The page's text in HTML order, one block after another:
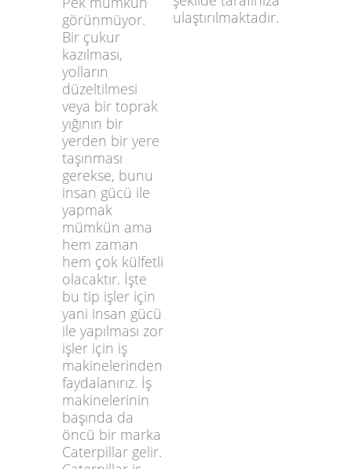
görünmüyor.
Bir çukur
kazılması,
yolların
düzeltilmesi
veya bir toprak
yığının bir
yerden bir yere
taşınması
gerekse, bunu
insan gücü ile
yapmak
mümkün ama
hem zaman
hem çok külfetli
olacaktır. İşte
bu tip işler için
yani insan gücü
ile yapılması zor
işler için iş
makinelerinden
faydalanırız. İş
makinelerinin
başında da
öncü bir marka
Caterpillar gelir.
ulaştırılmaktadır.